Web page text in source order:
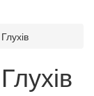
Глухів